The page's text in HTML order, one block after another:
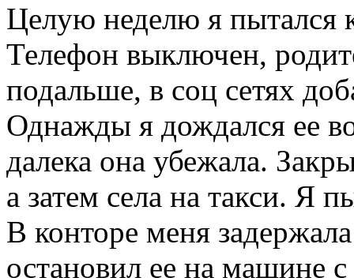
Целую неделю я пытался
Телефон выключен,
подальше, в соц сетях
Однажды я дождался ее
далека она убежала.
а затем села на такси. Я
В конторе меня
остановил ее на машине